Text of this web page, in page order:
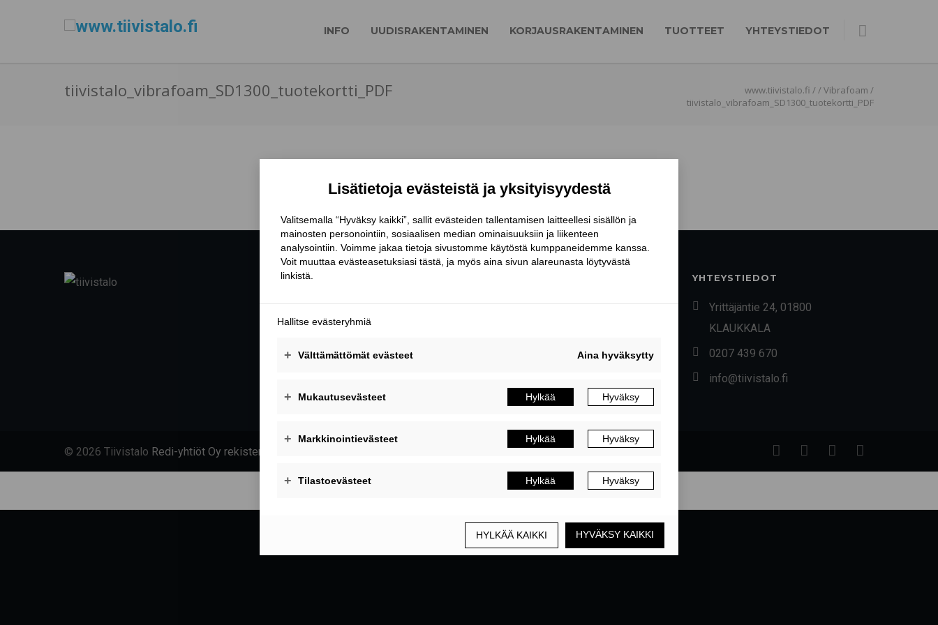
INFO UUDISRAKENTAMINEN KORJAUSRAKENTAMINEN TUOTTEET YHTEYSTIEDOT
tiivistalo_vibrafoam_SD1300_tuotekortti_PDF www.tiivistalo.fi //Vibrafoam /
tiivistalo_vibrafoam_SD1300_tuotekortti_PDF
YHTEYSTIEDOT
Yrittäjäntie 24, 01800
KLAUKKALA
0207 439 670
info@tiivistalo.fi
© 2026 Tiivistalo Redi-yhtiöt Oy rekisteriseloste
MUOKKAA EVÄSTEASETUKSIA